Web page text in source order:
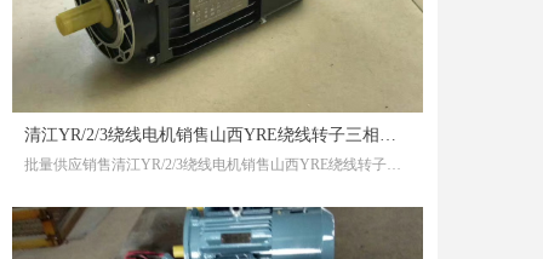
清江YR/2/3绕线电机销售山西YRE绕线转子三相异步电动机依赖别人死的惨。
批量供应销售清江YR/2/3绕线电机销售山西YRE绕线转子三相异步电动机依赖别人死的惨。